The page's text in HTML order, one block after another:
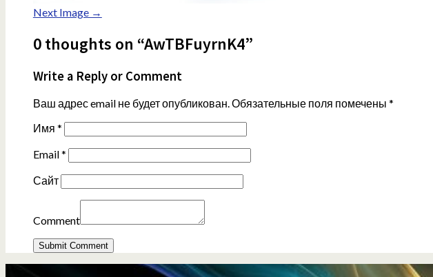
Next Image →
0 thoughts on “AwTBFuyrnK4”
Write a Reply or Comment
Ваш адрес email не будет опубликован.Обязательные поля помечены *
Имя *
Email*
Сайт
Comment